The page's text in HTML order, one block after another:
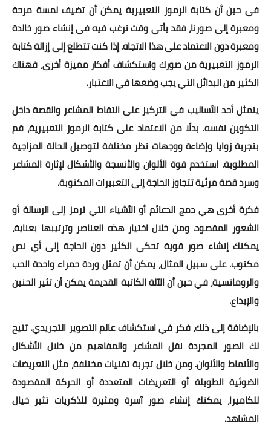
في حين أن كتابة الرموز التعبيرية يمكن أن تضيف لمسة مرحة
ومعبرة إلى صورنا، فقد يأتي وقت نرغب فيه في إنشاء صور خالدة
ومعبرة دون الاعتماد على هذا الاتجاه. إذا كنت تتطلع إلى إزالة كتابة
الرموز التعبيرية من صورك واستكشاف أفكار مميزة أخرى، فهناك
الكثير من البدائل التي يجب وضعها في الاعتبار.
يتمثل أحد الأساليب في التركيز على التقاط المشاعر والقصة داخل
التكوين نفسه. بدلًا من الاعتماد على كتابة الرموز التعبيرية، قم
بتجربة زوايا وإضاءة ووجهات نظر مختلفة لتوصيل الحالة المزاجية
المطلوبة. استخدم قوة الألوان والأنسجة والأشكال لإثارة المشاعر
وسرد قصة مرئية تتجاوز الحاجة إلى التعبيرات المكتوبة.
فكرة أخرى هي دمج الدعائم أو الأشياء التي ترمز إلى الرسالة أو
الشعور المقصود. ومن خلال اختيار هذه العناصر وترتيبها بعناية،
يمكنك إنشاء صور قوية تحكي الكثير دون الحاجة إلى أي نص
مكتوب. على سبيل المثال، يمكن أن تمثل وردة حمراء واحدة الحب
والرومانسية، في حين أن الآلة الكاتبة القديمة يمكن أن تثير الحنين
والإبداع.
بالإضافة إلى ذلك، فكر في استكشاف عالم التصوير التجريدي. تتيح
لك الصور المجردة نقل المشاعر والمفاهيم من خلال الأشكال
والأنماط والألوان. ومن خلال تجربة تقنيات مختلفة، مثل التعريضات
الضوئية الطويلة أو التعريضات المتعددة أو الحركة المقصودة
للكاميرا، يمكنك إنشاء صور آسرة ومثيرة للذكريات تثير خيال
المشاهد.